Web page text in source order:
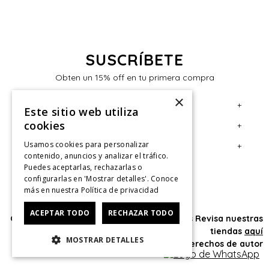
SUSCRÍBETE
Obten un 15% off en tu primera compra
Servicio al Consumidor +
Centro de Ayuda
Contáctanos
Giftcard
Retiro en tienda
Tiendas
Legal +
Términos y Condiciones
Políticas de Despacho
Cambios, Retracto y Garantía
Políticas de Privacidad
Cuenta +
Mi Cuenta
Sigue tu compra
Historial de Compras
Oficina: Av. Las Condes #11281 - Las Condes Revisa nuestras
tiendas aquí
© 2025 HushPuppies Kids derechos de autor
×
Este sitio web utiliza
cookies
Usamos cookies para personalizar
contenido, anuncios y analizar el tráfico.
Puedes aceptarlas, rechazarlas o
configurarlas en 'Mostrar detalles'. Conoce
más en nuestra Política de privacidad
ACEPTAR TODO RECHAZAR TODO
MOSTRAR DETALLES